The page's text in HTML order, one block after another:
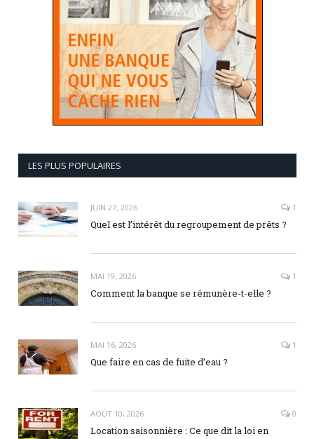
LES PLUS POPULAIRES
JUIN 27, 2026 1
Quel est l’intérêt du regroupement de prêts ?
MAI 19, 2026 1
Comment la banque se rémunère-t-elle ?
MAI 16, 2026 1
Que faire en cas de fuite d’eau ?
AOÛT 10, 2026 0
Location saisonnière : Ce que dit la loi en